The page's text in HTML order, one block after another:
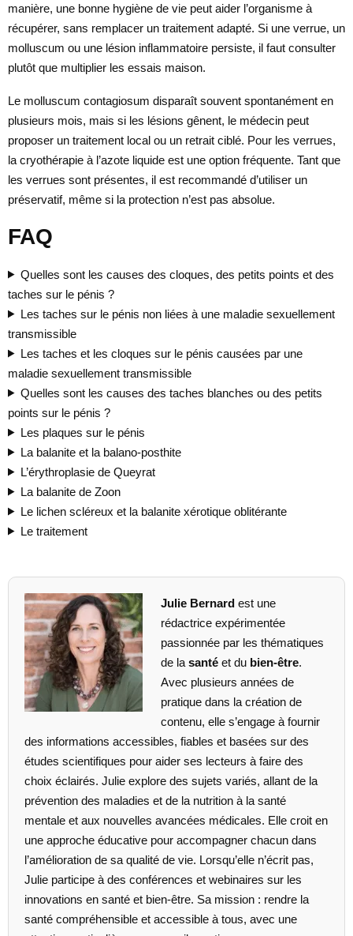
manière, une bonne hygiène de vie peut aider l’organisme à
récupérer, sans remplacer un traitement adapté. Si une verrue, un
molluscum ou une lésion inflammatoire persiste, il faut consulter
plutôt que multiplier les essais maison.
Le molluscum contagiosum disparaît souvent spontanément en
plusieurs mois, mais si les lésions gênent, le médecin peut
proposer un traitement local ou un retrait ciblé. Pour les verrues,
la cryothérapie à l’azote liquide est une option fréquente. Tant que
les verrues sont présentes, il est recommandé d’utiliser un
préservatif, même si la protection n’est pas absolue.
FAQ
Quelles sont les causes des cloques, des petits points et des
taches sur le pénis ?
Les taches sur le pénis non liées à une maladie sexuellement
transmissible
Les taches et les cloques sur le pénis causées par une
maladie sexuellement transmissible
Quelles sont les causes des taches blanches ou des petits
points sur le pénis ?
Les plaques sur le pénis
La balanite et la balano-posthite
L’érythroplasie de Queyrat
La balanite de Zoon
Le lichen scléreux et la balanite xérotique oblitérante
Le traitement
Julie Bernardest une
rédactrice expérimentée
passionnée par les thématiques
de la santéet du bien-être.
Avec plusieurs années de
pratique dans la création de
contenu, elle s’engage à fournir
des informations accessibles, fiables et basées sur des
études scientifiques pour aider ses lecteurs à faire des
choix éclairés. Julie explore des sujets variés, allant de la
prévention des maladies et de la nutrition à la santé
mentale et aux nouvelles avancées médicales. Elle croit en
une approche éducative pour accompagner chacun dans
l’amélioration de sa qualité de vie. Lorsqu’elle n’écrit pas,
Julie participe à des conférences et webinaires sur les
innovations en santé et bien-être. Sa mission : rendre la
santé compréhensible et accessible à tous, avec une